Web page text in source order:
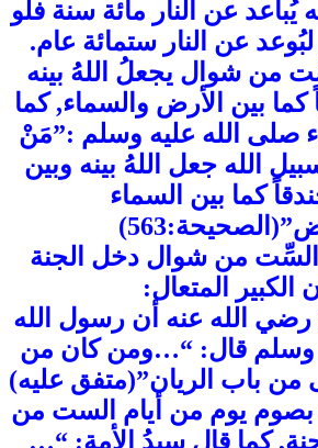
عن النار مائة سنة فلو
عن النار ستمائة عام.
من شوال يجعلُ اللهُ بينه
كما بين الأرض والسماء, كما
صلى الله عليه وسلم :”مَنْ
الله جعل اللهُ بينه وبين
كما بين السماء
السِّت من شوال دخل الجنة
الكبير المتعال:
الله عنه أن رسول الله
وسلم قال: “…ومن كان من
من باب الريان”(متفق عليه)
بصوم يوم من أيام الست من
كما قال سيدُ الأمة: “…